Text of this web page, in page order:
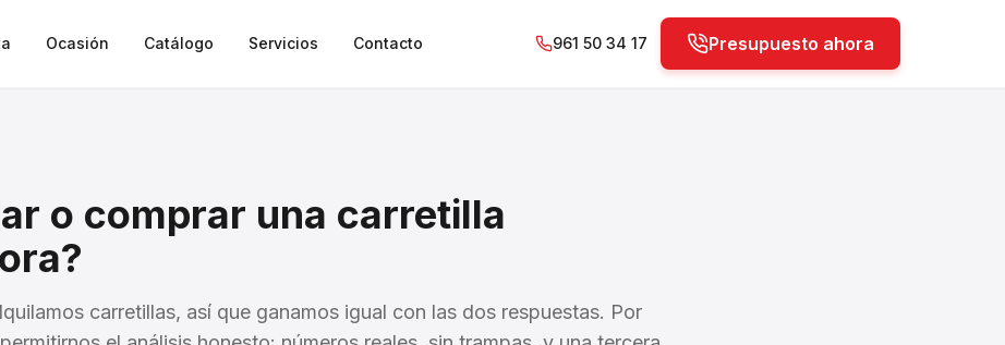
Ocasión Catálogo Servicios Contacto 961 50 34 17 Presupuesto ahora
o comprar una carretilla
carretillas, así que ganamos igual con las dos respuestas. Por